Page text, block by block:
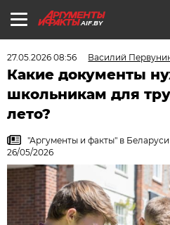
AIF.BY
27.05.2026 08:56 Василий
Какие документы
школьникам для
лето?
"Аргументы и факты" в
26/05/2026